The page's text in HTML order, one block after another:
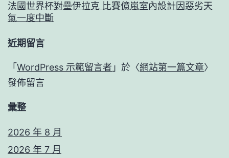
法國世界杯對壘伊拉克 比賽億嵐室內設計因惡劣天
氣一度中斷
近期留言
「 WordPress 示範留言者 」於〈網站第一篇文章〉
發佈留言
彙整
2026 年 8 月
2026 年 7 月